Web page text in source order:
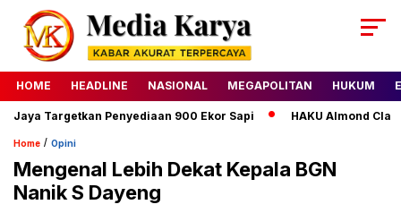
HOME HEADLINE NASIONAL MEGAPOLITAN HUKUM
Targetkan Penyediaan 900 Ekor Sapi HAKU Almond Classic
Home / Opini
Mengenal Lebih Dekat Kepala BGN
Nanik S Dayeng